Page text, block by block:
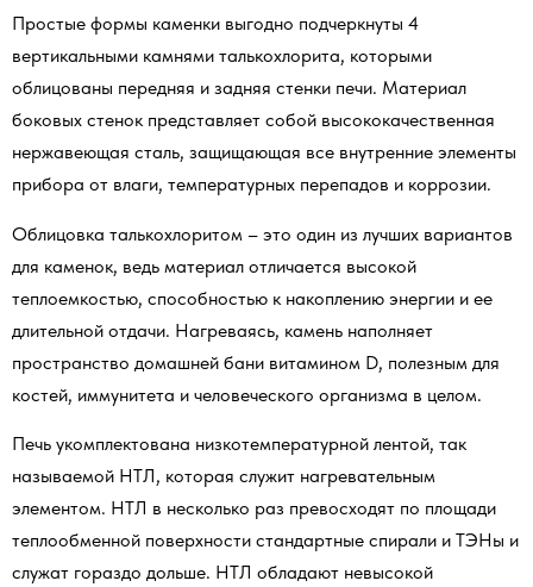
Простые формы каменки выгодно подчеркнуты 4
вертикальными камнями талькохлорита, которыми
облицованы передняя и задняя стенки печи. Материал
боковых стенок представляет собой высококачественная
нержавеющая сталь, защищающая все внутренние элементы
прибора от влаги, температурных перепадов и коррозии.
Облицовка талькохлоритом – это один из лучших вариантов
для каменок, ведь материал отличается высокой
теплоемкостью, способностью к накоплению энергии и ее
длительной отдачи. Нагреваясь, камень наполняет
пространство домашней бани витамином D, полезным для
костей, иммунитета и человеческого организма в целом.
Печь укомплектована низкотемпературной лентой, так
называемой НТЛ, которая служит нагревательным
элементом. НТЛ в несколько раз превосходят по площади
теплообменной поверхности стандартные спирали и ТЭНы и
служат гораздо дольше. НТЛ обладают невысокой